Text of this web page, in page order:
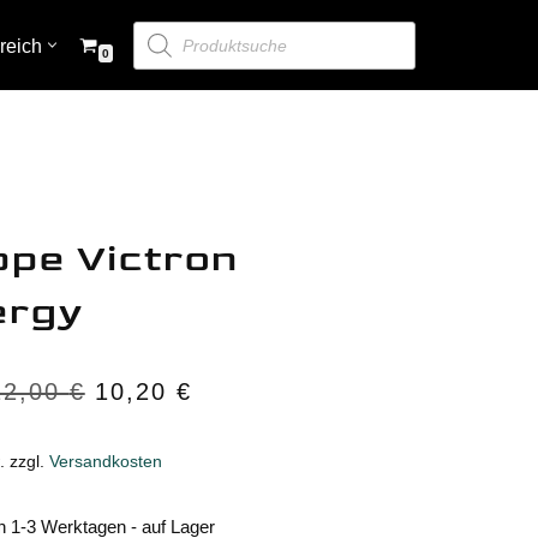
Digital Switching
Kabel
Transferschalter
Merchandising
0
Victron
€ 10,20 €
zzgl. Versandkosten
1-3 Werktagen - auf Lager